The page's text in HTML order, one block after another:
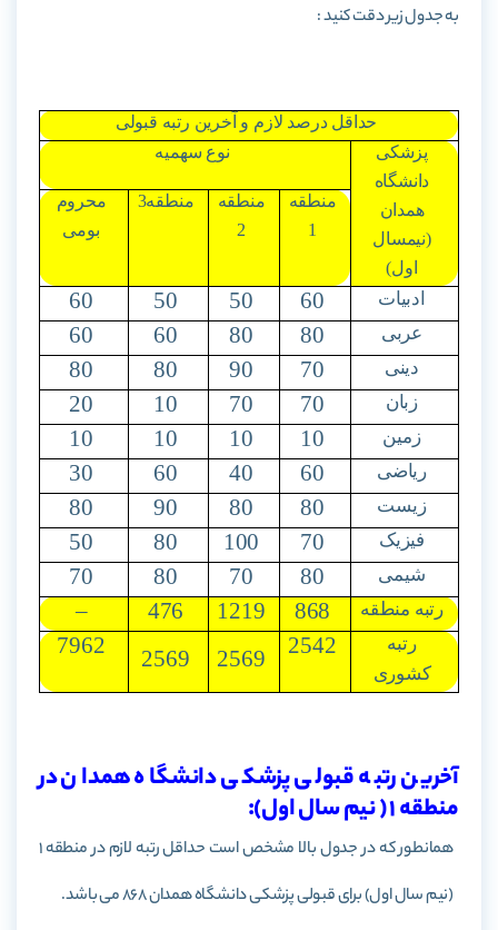
به جدول زیر دقت کنید :
حداقل درصد لازم و آخرین رتبه قبولی
پزشکی
دانشگاه
همدان
(نیمسال
اول)
نوع سهمیه
منطقه
1
منطقه
2
منطقه3
محروم
بومی
ادبیات 60
50
50
60
عربی 80
80
60
60
دینی 70
90
80
80
زبان 70
70
10
20
زمین 10
10
10
10
ریاضی 60
40
60
30
زیست 80
80
90
80
فیزیک 70
100
80
50
شیمی 80
70
80
70
رتبه منطقه 868
1219
476
–
رتبه
کشوری
2542
2569
2569
7962
آخرین رتبه قبولی پزشکی دانشگاه همدان در
منطقه 1 ( نیم سال اول):
همانطور که در جدول بالا مشخص است حداقل رتبه لازم در منطقه 1
(نیم سال اول) برای قبولی پزشکی دانشگاه همدان 868 می باشد.